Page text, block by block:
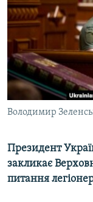
СПЕЦПРОЕКТИ
ДЕПОРТАЦІЯ
ВІДЕОУРОКИ
СВІДЧЕННЯ ОКУПАЦІЇ
УКРАЇНСЬКА
ІНФОГРАФІКА
ЯК ОБІЙТИ
Русский
Qırımtatar
ДОЛУЧАЙСЯ!
Усі сайти RFE/
Володимир
Президент
закликає
питання